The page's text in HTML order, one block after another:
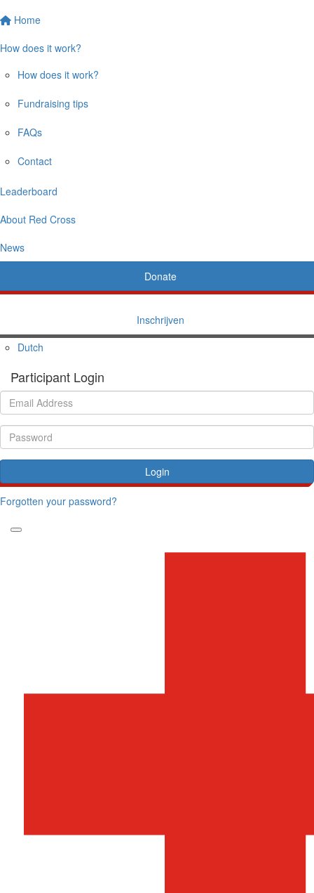
Home
How does it work?
How does it work?
Fundraising tips
FAQs
Contact
Leaderboard
About Red Cross
News
Donate
Inschrijven
Dutch
Participant Login
Login
Forgotten your password?